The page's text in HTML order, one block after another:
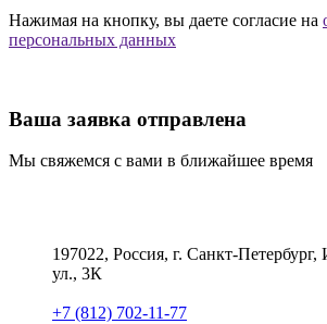
Нажимая на кнопку, вы даете согласие на
персональных данных
Ваша заявка отправлена
Мы свяжемся с вами в ближайшее время
197022, Россия, г. Санкт-Петербург,
ул., 3К
+7 (812) 702-11-77